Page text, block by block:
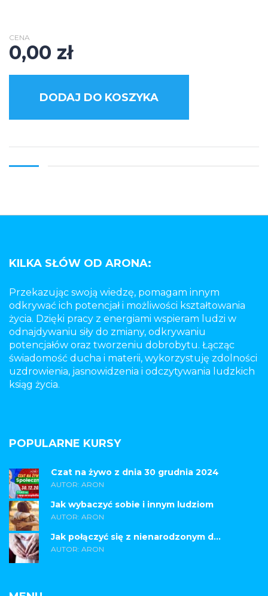
CENA
0,00 zł
DODAJ DO KOSZYKA
KILKA SŁÓW OD ARONA:
Przekazując swoją wiedzę, pomagam innym
odkrywać ich potencjał i możliwości kształtowania
życia. Dzięki pracy z energiami wspieram ludzi w
odnajdywaniu siły do zmiany, odkrywaniu
potencjałów oraz tworzeniu dobrobytu. Łącząc
świadomość ducha i materii, wykorzystuję zdolności
uzdrowienia, jasnowidzenia i odczytywania ludzkich
ksiąg życia.
POPULARNE KURSY
Czat na żywo z dnia 30 grudnia 2024
AUTOR: ARON
Jak wybaczyć sobie i innym ludziom
AUTOR: ARON
Jak połączyć się z nienarodzonym d...
AUTOR: ARON